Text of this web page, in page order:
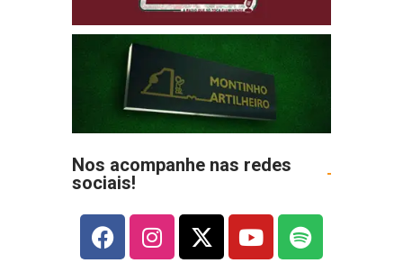
Nos acompanhe nas redes
sociais!